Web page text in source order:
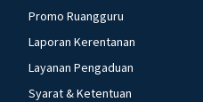
Promo Ruangguru
Laporan Kerentanan
Layanan Pengaduan
Syarat & Ketentuan